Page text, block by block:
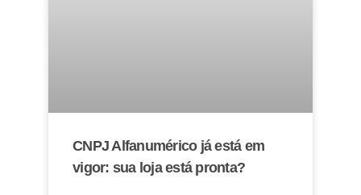
CNPJ Alfanumérico já está em
vigor: sua loja está pronta?